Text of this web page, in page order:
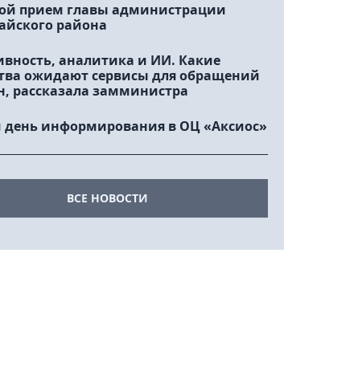
прием главы администрации
района
аналитика и ИИ. Какие
ожидают сервисы для обращений
рассказала замминистра
информирования в ОЦ «Аксиос»
ВСЕ НОВОСТИ